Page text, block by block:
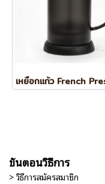
ขั้นตอนวิธีการ
> วิธีการสมัครสมาชิก